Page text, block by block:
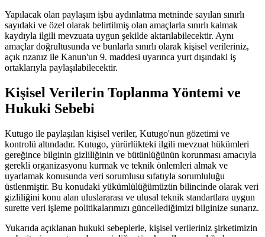
Yapılacak olan paylaşım işbu aydınlatma metninde sayılan sınırlı
sayıdaki ve özel olarak belirtilmiş olan amaçlarla sınırlı kalmak
kaydıyla ilgili mevzuata uygun şekilde aktarılabilecektir. Aynı
amaçlar doğrultusunda ve bunlarla sınırlı olarak kişisel verileriniz,
açık rızanız ile Kanun'un 9. maddesi uyarınca yurt dışındaki iş
ortaklarıyla paylaşılabilecektir.
Kişisel Verilerin Toplanma Yöntemi ve
Hukuki Sebebi
Kutugo ile paylaşılan kişisel veriler, Kutugo'nun gözetimi ve
kontrolü altındadır. Kutugo, yürürlükteki ilgili mevzuat hükümleri
gereğince bilginin gizliliğinin ve bütünlüğünün korunması amacıyla
gerekli organizasyonu kurmak ve teknik önlemleri almak ve
uyarlamak konusunda veri sorumlusu sıfatıyla sorumluluğu
üstlenmiştir. Bu konudaki yükümlülüğümüzün bilincinde olarak veri
gizliliğini konu alan uluslararası ve ulusal teknik standartlara uygun
surette veri işleme politikalarımızı güncellediğimizi bilginize sunarız.
Yukarıda açıklanan hukuki sebeplerle, kişisel verileriniz şirketimizin